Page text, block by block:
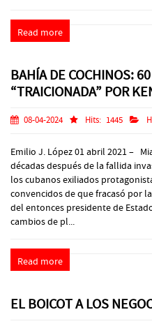
Read more
BAHÍA DE COCHINOS:
“TRAICIONADA” POR
08-04-2024 Hits: 1445
Emilio J. López 01 abril 2021 –
décadas después de la fallida
los cubanos exiliados
convencidos de que fracasó por
del entonces presidente de
cambios de pl...
Read more
EL BOICOT A LOS